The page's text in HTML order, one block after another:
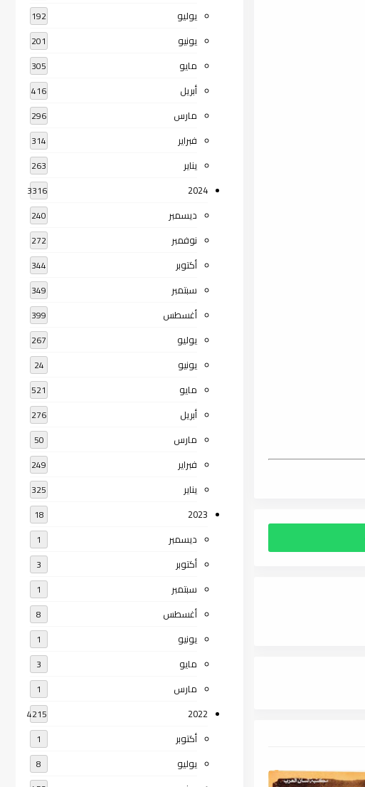
يوليو 192
يونيو 201
مايو 305
أبريل 416
مارس 296
فبراير 314
يناير 263
2024
3316
ديسمبر 240
نوفمبر 272
أكتوبر 344
سبتمبر 349
أغسطس 399
يوليو 267
يونيو 24
مايو 521
أبريل 276
مارس 50
فبراير 249
يناير 325
2023
18
ديسمبر 1
أكتوبر 3
سبتمبر 1
أغسطس 8
يونيو 1
مايو 3
مارس 1
2022
4215
أكتوبر 1
يوليو 8